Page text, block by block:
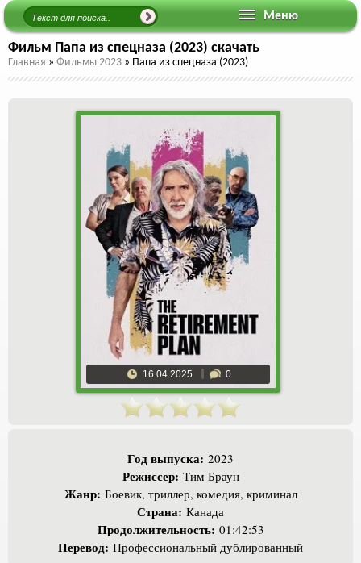
Меню
Фильм Папа из спецназа (2023) скачать
Главная » Фильмы 2023 » Папа из спецназа (2023)
16.04.2025 0
Год выпуска: 2023
Режиссер: Тим Браун
Жанр: Боевик, триллер, комедия, криминал
Страна: Канада
Продолжительность: 01:42:53
Перевод: Профессиональный дублированный